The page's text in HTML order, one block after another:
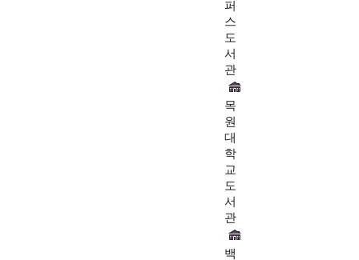
퍼
스
도
서
관
목
원
대
학
교
도
서
관
백